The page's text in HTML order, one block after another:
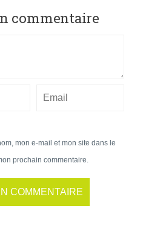
commentaire
mon e-mail et mon site dans le
prochain commentaire.